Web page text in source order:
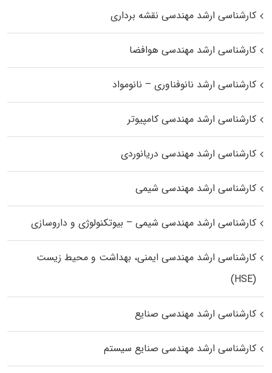
کارشناسی ارشد مهندسی نقشه برداری
کارشناسی ارشد مهندسی هوافضا
کارشناسی ارشد نانوفناوری – نانومواد
کارشناسی ارشد مهندسی کامپیوتر
کارشناسی ارشد مهندسی دریانوردی
کارشناسی ارشد مهندسی شیمی
کارشناسی ارشد مهندسی شیمی – بیوتکنولوژی و داروسازی
کارشناسی ارشد مهندسی ایمنی، بهداشت و محیط زیست
(HSE)
کارشناسی ارشد مهندسی صنایع
کارشناسی ارشد مهندسی صنایع سیستم